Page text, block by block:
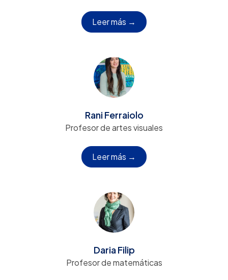
Leer más →
Rani Ferraiolo
Profesor de artes visuales
Leer más →
Daria Filip
Profesor de matemáticas